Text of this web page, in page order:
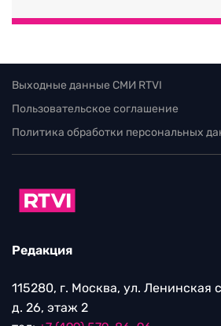
Выходные данные СМИ RTVI
Пользовательское соглашение
Политика обработки персональных
Редакция
115280, г. Москва, ул. Ленинская
д. 26, этаж 2